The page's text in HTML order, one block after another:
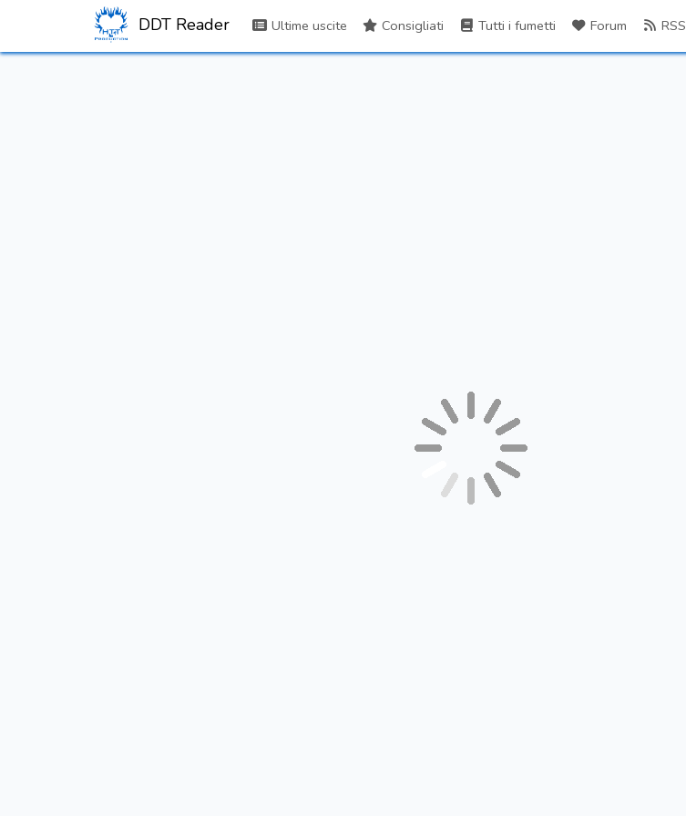
DDT Reader Ultime uscite Consigliati Tutti i fumetti Forum RSS